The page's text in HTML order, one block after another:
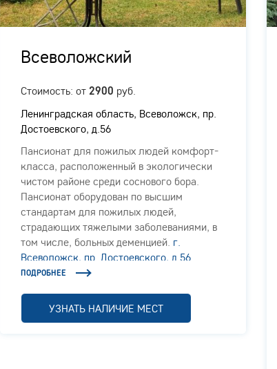
Всеволожский
Стоимость: от 2900 руб.
Ленинградская область, Всеволожск, пр.
Достоевского, д.56
Пансионат для пожилых людей комфорт-
класса, расположенный в экологически
чистом районе среди соснового бора.
Пансионат оборудован по высшим
стандартам для пожилых людей,
страдающих тяжелыми заболеваниями, в
том числе, больных деменцией. г.
Всеволожск, пр. Достоевского, д.56
ПОДРОБНЕЕ
УЗНАТЬ НАЛИЧИЕ МЕСТ